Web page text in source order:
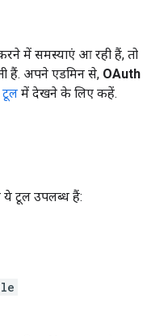
में समस्याएं आ रही हैं, तो
हैं. अपने एडमिन से, OAuth
टूल में देखने के लिए कहें.
ये टूल उपलब्ध हैं: